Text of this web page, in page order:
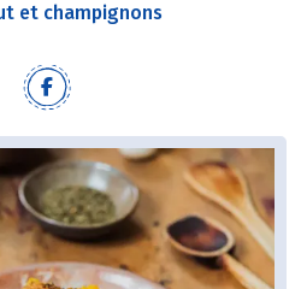
et champignons